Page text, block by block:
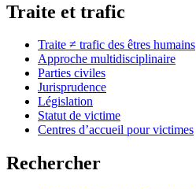
Traite et trafic
Traite ≠ trafic des êtres humains
Approche multidisciplinaire
Parties civiles
Jurisprudence
Législation
Statut de victime
Centres d’accueil pour victimes
Rechercher